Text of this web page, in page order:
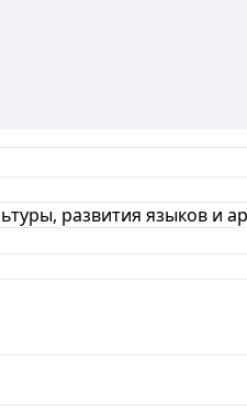
развития языков и